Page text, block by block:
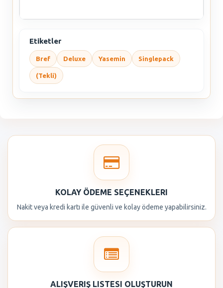
Etiketler
Bref Deluxe Yasemin Singlepack
(Tekli)
KOLAY ÖDEME SEÇENEKLERI
Nakit veya kredi kartı ile güvenli ve kolay ödeme yapabilirsiniz.
ALIŞVERIŞ LISTESI OLUŞTURUN